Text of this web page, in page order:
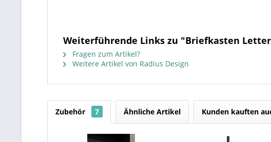
Weiterführende Links zu "Briefkasten
Fragen zum Artikel?
Weitere Artikel von Radius Design
Zubehör 7 Ähnliche Artikel Kunden kauften